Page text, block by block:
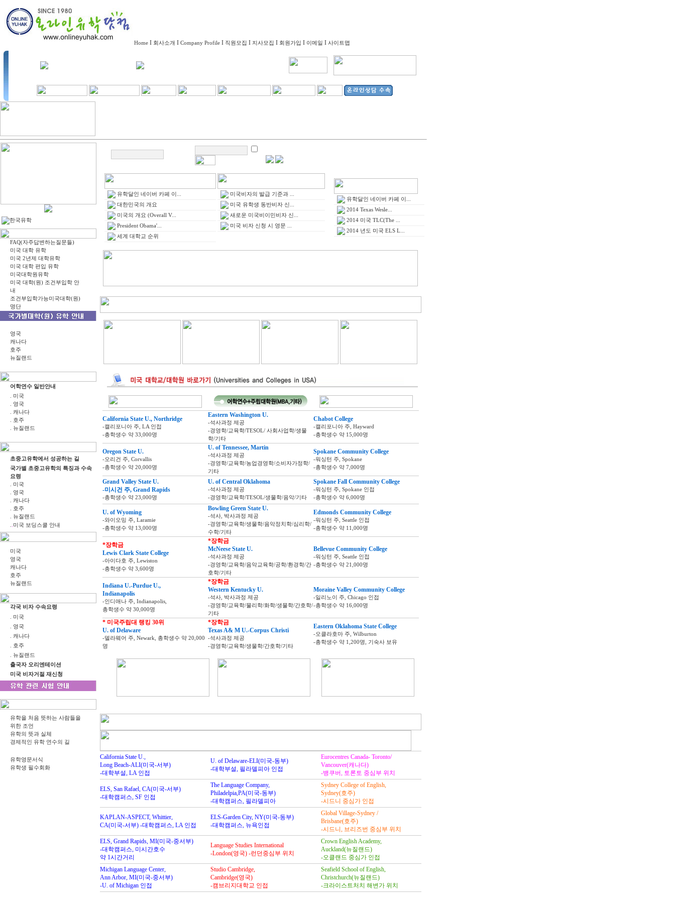
Home I 회사소개 I Company Profile I 직원모집 I 지사모집 I 회원가입 I 이메일 I 사이트맵
FAQ(자주답변하는질문들)
미국 대학 유학
미국 2년제 대학유학
미국 대학 편입 유학
미국대학원유학
미국 대학(원) 조건부입학 안
내
조건부입학가능미국대학(원)
명단
영국
캐나다
호주
뉴질랜드
어학연수 일반안내
. 미국
. 영국
. 캐나다
. 호주
. 뉴질랜드
초중고유학에서 성공하는 길
국가별 초중고유학의 특징과 수속
요령
. 미국
. 영국
. 캐나다
. 호주
. 뉴질랜드
.미국 보딩스쿨 안내
미국
영국
캐나다
호주
뉴질랜드
각국 비자 수속요령
. 미국
. 영국
. 캐나다
. 호주
. 뉴질랜드
출국자 오리엔테이션
미국 비자거절 재신청
유학을 처음 뜻하는 사람들을
위한 조언
유학의 뜻과 실체
경제적인 유학 연수의 길
유학영문서식
유학생 필수회화
유학달인 네이버 카페 이...
대한민국의 개요
미국의 개요 (Overall V...
President Obama'...
세계 대학교 순위
미국비자의 발급 기준과 ...
미국 유학생 동반비자 신...
새로운 미국비이민비자 신...
미국 비자 신청 시 영문 ...
유학달인 네이버 카페 이...
2014 Texas Wesle...
2014 미국 TLC(The ...
2014 년도 미국 ELS L...
California State U., Northridge
-캘리포니아 주, LA 인접
-총학생수 약 33,000명
Eastern Washington U.
-석사과정 제공
-경영학/교육학/TESOL/ 사회사업학/생물
학/기타
Chabot College
-캘리포니아 주, Hayward
-총학생수 약 15,000명
Oregon State U.
-오리건 주, Corvallis
-총학생수 약 20,000명
U. of Tennessee, Martin
-석사과정 제공
-경영학/교육학/농업경영학/소비자가정학/
기타
Spokane Community College
-워싱턴 주, Spokane
-총학생수 약 7,000명
Grand Valley State U.
-미시건 주, Grand Rapids
-총학생수 약 23,000명
U. of Central Oklahoma
-석사과정 제공
-경영학/교육학/TESOL/생물학/음악/기타
Spokane Fall Community College
-워싱턴 주, Spokane 인접
-총학생수 약 6,000명
U. of Wyoming
-와이오밍 주, Laramie
-총학생수 약 13,000명
Bowling Green State U.
-석사, 박사과정 제공
-경영학/교육학/생물학/음악정치학/심리학/
수학/기타
Edmonds Community College
-워싱턴 주, Seattle 인접
-총학생수 약 11,000명
*장학금
Lewis Clark State College
-아이다호 주, Lewiston
-총학생수 약 3,600명
*장학금
McNeese State U.
-석사과정 제공
-경영학/교육학/음악교육학/공학/환경학/간
호학/기타
Bellevue Community College
-워싱턴 주, Seattle 인접
-총학생수 약 21,000명
Indiana U.-Purdue U.,
Indianapolis
-인디애나 주, Indianapolis,
총학생수 약 30,000명
*장학금
Western Kentucky U.
-석사, 박사과정 제공
-경영학/교육학/물리학/화학/생물학/간호학/
기타
Moraine Valley Community College
-일리노이 주, Chicago 인접
-총학생수 약 16,000명
* 미국주립대 랭킹 30위
U. of Delaware
-델라웨어 주, Newark, 총학생수 약 20,000
명
*장학금
Texas A& M U.-Corpus Christi
-석사과정 제공
-경영학/교육학/생물학/간호학/기타
Eastern Oklahoma State College
-오클라호마 주, Wilburton
-총학생수 약 1,200명, 기숙사 보유
California State U.,
Long Beach-ALI(미국-서부)
-대학부설, LA 인접
U. of Delaware-ELI(미국-동부)
-대학부설, 필라델피아 인접
Eurocentres Canada- Toronto/
Vancouver(캐나다)
-뱅쿠버, 토론토 중심부 위치
ELS, San Rafael, CA(미국-서부)
-대학캠퍼스, SF 인접
The Language Company,
Philadelpia,PA(미국-동부)
-대학캠퍼스, 필라델피아
Sydney College of English,
Sydney(호주)
-시드니 중심가 인접
KAPLAN-ASPECT, Whittier,
CA(미국-서부) -대학캠퍼스, LA 인접
ELS-Garden City, NY(미국-동부)
-대학캠퍼스, 뉴욕인접
Global Village-Sydney /
Brisbane(호주)
-시드니, 브리즈번 중심부 위치
ELS, Grand Rapids, MI(미국-중서부)
-대학캠퍼스, 미시간호수
약 1시간거리
Language Studies International
-London(영국) -런던중심부 위치
Crown English Academy,
Auckland(뉴질랜드)
-오클랜드 중심가 인접
Michigan Language Center,
Ann Arbor, MI(미국-중서부)
-U. of Michigan 인접
Studio Cambridge,
Cambridge(영국)
-캠브리지대학교 인접
Seafield School of English,
Christchurch(뉴질랜드)
-크라이스트처치 해변가 위치